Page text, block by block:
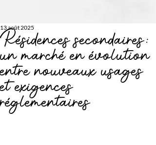
Résidences secondaires :
un marché en évolution
entre nouveaux usages
et exigences
réglementaires
13 août 2025